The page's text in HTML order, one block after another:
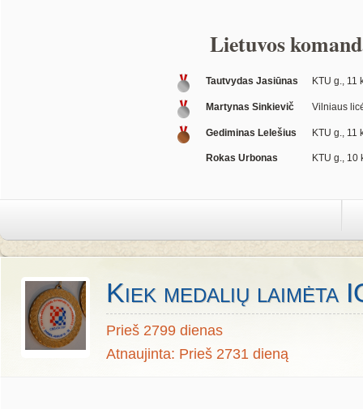
Lietuvos
Tautvydas Jasiūnas KTU g., 11
Martynas Sinkievič Vilniaus
Gediminas Lelešius KTU g., 11
Rokas Urbonas KTU g., 10
Kiek medalių laimėta
Prieš 2799 dienas
Atnaujinta: Prieš 2731 dieną